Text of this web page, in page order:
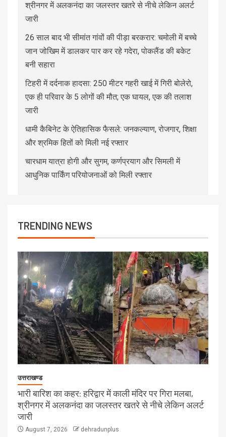
श्रीनगर में अलकनंदा का जलस्तर खतरे से नीचे लेकिन अलर्ट
जारी
26 साल बाद भी सीमांत गांवों की पीड़ा बरकरार: चमोली में बच्चे
जान जोखिम में डालकर पार कर रहे गदेरा, पोकलैंड की बकेट
बनी सहारा
टिहरी में दर्दनाक हादसा: 250 मीटर गहरी खाई में गिरी बोलेरो,
एक ही परिवार के 5 लोगों की मौत; एक घायल, एक की तलाश
जारी
धामी कैबिनेट के ऐतिहासिक फैसले: जनकल्याण, रोजगार, शिक्षा
और श्रमिक हितों को मिली नई रफ्तार
चारधाम यात्रा होगी और सुगम, कर्णप्रयाग और सिमली में
आधुनिक पार्किंग परियोजनाओं को मिली रफ्तार
TRENDING NEWS
उत्तराखण्ड
भारी बारिश का कहर: हरिद्वार में काली मंदिर पर गिरा मलबा,
श्रीनगर में अलकनंदा का जलस्तर खतरे से नीचे लेकिन अलर्ट
जारी
August 7, 2026 dehradunplus